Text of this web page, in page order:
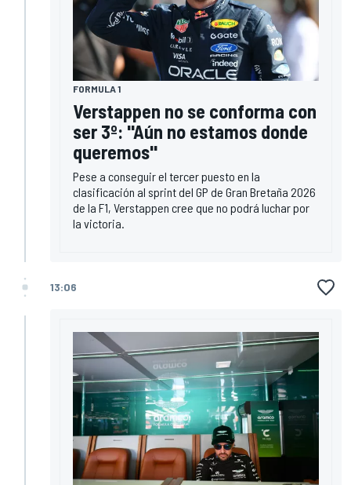
FORMULA 1
Verstappen no se conforma con
ser 3º: "Aún no estamos donde
queremos"
Pese a conseguir el tercer puesto en la
clasificación al sprint del GP de Gran Bretaña 2026
de la F1, Verstappen cree que no podrá luchar por
la victoria.
13:06